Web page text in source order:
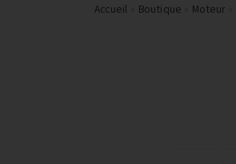
Accueil Boutique Moteur